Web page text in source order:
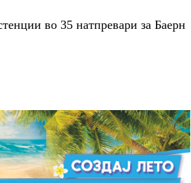
во 35 натпревари за Баерн